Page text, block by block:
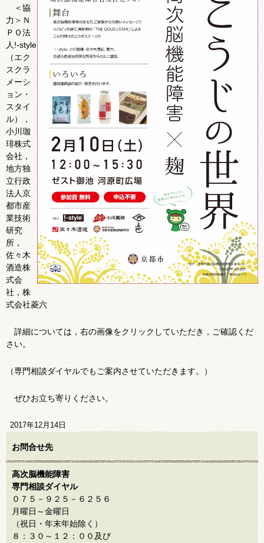
＜協
力＞Ｎ
ＰＯ法
人!‐style
（エク
スクラ
メーシ
ョン・
スタイ
ル），
小川珈
琲株式
会社，
地方独
立行政
法人京
都市産
業技術
研究
所，
佐々木
酒造株
式会
社，株
式会社菱六
詳細については，右の画像をクリックしていただき，ご確認くだ
さい。
（専門相談ダイヤルでもご案内させていただきます。）
ぜひお立ち寄りください。
2017年12月14日
お問合せ先
高次脳機能障害
専門相談ダイヤル
０７５－９２５－６２５６
月曜日～金曜日
（祝日・年末年始除く）
８：３０～１２：００及び